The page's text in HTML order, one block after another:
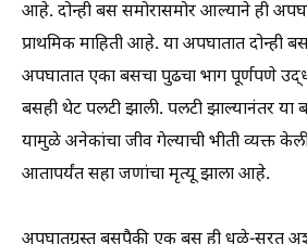
आहे. दोन्ही बस समोरासमोर आल्याने ही
प्राथमिक माहिती आहे. या अपघातात दोन्ही
अपघातात एका बसचा पुढचा भाग पूर्णपणे
बसही थेट पलटी झाली. पलटी झाल्यानंतर
यामुळे अनेकांचा जीव गेल्याची भीती व्यक्त
आतापर्यंत सहा जणांचा मृत्यू झाला आहे.